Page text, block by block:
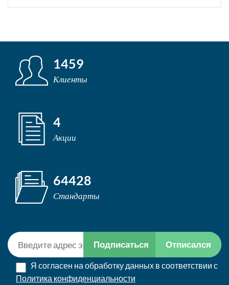
1459
Клиенты
4
Акции
64428
Стандарты
Подписаться Отписался
Я согласен на обработку данных в соответствии с
Политика конфиденциальности